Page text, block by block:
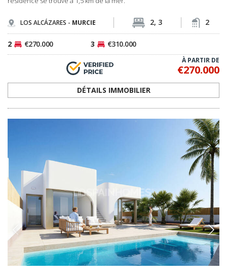
DÉTAILS IMMOBILIER
RMU-0282
Maisons 3 chambres avec piscine à Los
Alcázares
Les maisons à Los Alcázares, Murcie, sont situées dans un complexe
résidentiel à proximité de terrains de golf. Chaque villa dispose d'une
piscine, d'une terrasse, d'un sous-sol et bien plus encore.